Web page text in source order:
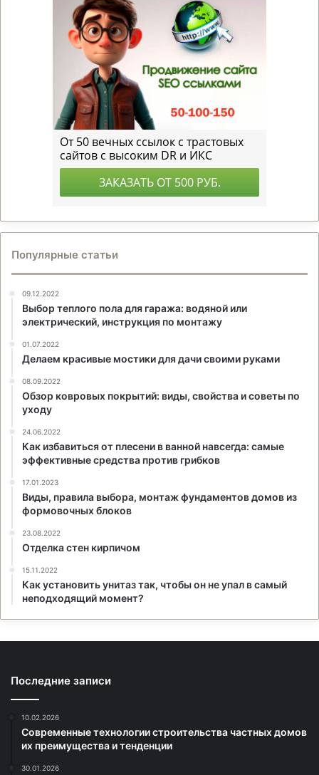
Популярные статьи
09.12.2022
Выбор теплого пола для гаража: водяной или
электрический, инструкция по монтажу
01.07.2022
Делаем красивые мостики для дачи своими руками
08.09.2022
Обзор ковровых покрытий: виды, свойства и советы по
уходу
24.06.2022
Как избавиться от плесени в ванной навсегда: самые
эффективные средства против грибков
17.01.2023
Виды, правила выбора, монтаж фундаментов домов из
формовочных блоков
23.08.2022
Отделка стен кирпичом
15.11.2022
Как установить унитаз так, чтобы он не упал в самый
неподходящий момент?
Последние записи
10.02.2026
Современные технологии строительства частных домов
их преимущества и тенденции
30.01.2026